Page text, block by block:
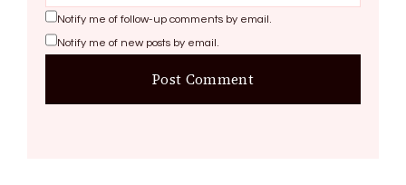
Notify me of follow-up comments by email.
Notify me of new posts by email.